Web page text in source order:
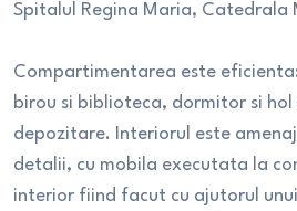
Spitalul Regina Maria, Catedrala
Compartimentarea este
birou si biblioteca, dormitor si hol
depozitare. Interiorul este
detalii, cu mobila executata la
interior fiind facut cu ajutorul